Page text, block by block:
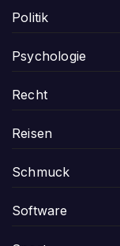
Politik
Psychologie
Recht
Reisen
Schmuck
Software